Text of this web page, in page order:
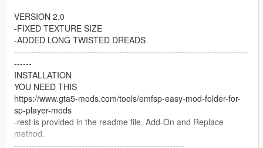
VERSION 2.0
-FIXED TEXTURE SIZE
-ADDED LONG TWISTED DREADS
--------------------------------------------------------------------------------
------
INSTALLATION
YOU NEED THIS
https://www.gta5-mods.com/tools/emfsp-easy-mod-folder-for-
sp-player-mods
-rest is provided in the readme file. Add-On and Replace
method.
----------------------------------------------------------